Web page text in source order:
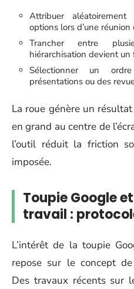
Attribuer
options lors d’une réunion
Trancher entre
hiérarchisation devient
Sélectionner un
présentations ou des
La roue génère un
en grand au centre de
l’outil réduit la friction
imposée.
Toupie Google
travail :
L’intérêt de la toupie
repose sur le concept de
Des travaux récents sur